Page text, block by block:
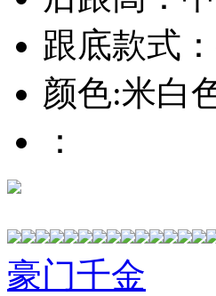
跟底款式
颜色:米白
：
豪门千金